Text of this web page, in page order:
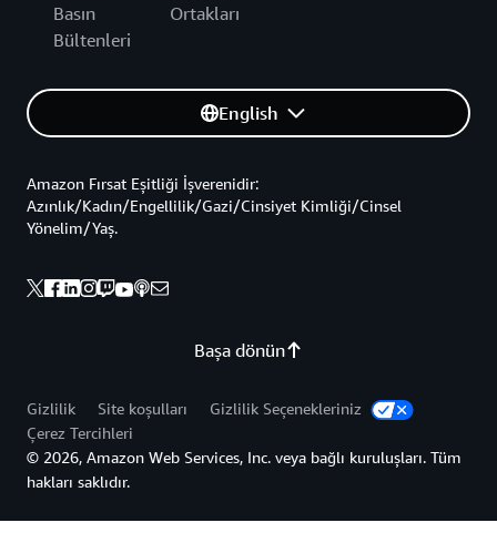
Basın
Bültenleri
Ortakları
English
Başa dönün
Amazon Fırsat Eşitliği İşverenidir:
Azınlık/Kadın/Engellilik/Gazi/Cinsiyet Kimliği/Cinsel
Yönelim/Yaş.
Gizlilik Site koşulları
Gizlilik Seçenekleriniz
Çerez Tercihleri
© 2026, Amazon Web Services, Inc. veya bağlı kuruluşları. Tüm
hakları saklıdır.